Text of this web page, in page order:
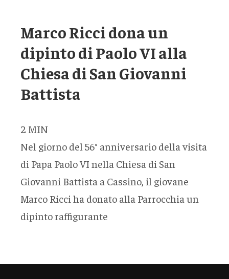
Marco Ricci dona un
dipinto di Paolo VI alla
Chiesa di San Giovanni
Battista
2 MIN
Nel giorno del 56° anniversario della visita
di Papa Paolo VI nella Chiesa di San
Giovanni Battista a Cassino, il giovane
Marco Ricci ha donato alla Parrocchia un
dipinto raffigurante